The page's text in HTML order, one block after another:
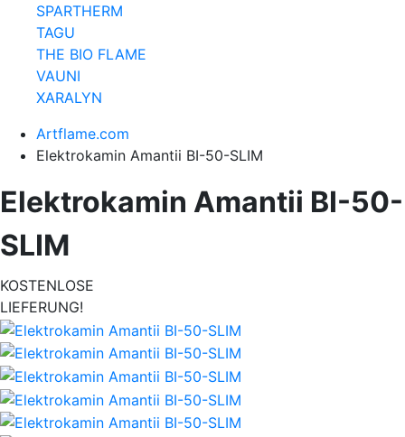
SPARTHERM
TAGU
THE BIO FLAME
VAUNI
XARALYN
Artflame.com
Elektrokamin Amantii BI-50-SLIM
Elektrokamin Amantii BI-50-
SLIM
KOSTENLOSE
LIEFERUNG!